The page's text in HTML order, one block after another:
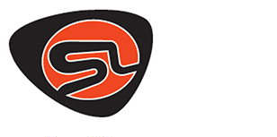
We use cookies to ensure that we provide you
on our website. By continuing to browse this
that cookies are used to help us analyze how
to offer you a better experience. To learn more
you can disable cookies, you can access our